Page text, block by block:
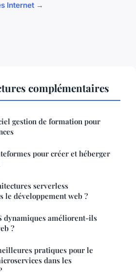
Internet →
complémentaires
gestion de formation pour
pour créer et héberger
serverless
le développement web ?
dynamiques améliorent-ils
?
pratiques pour le
dans les